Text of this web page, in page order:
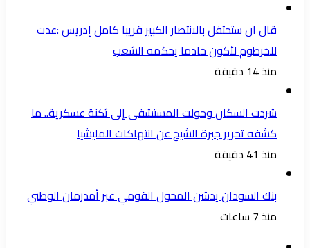
قال ان ستحتفل بالانتصار الكبير قريبا كامل إدريس :عدت
للخرطوم لأكون خادما يحكمه الشعب
منذ 14 دقيقة
شردت السكان وحولت المستشفى إلى ثكنة عسكرية.. ما
كشفه تحرير جبرة الشيخ عن انتهاكات المليشيا
منذ 41 دقيقة
بنك السودان يدشن المحول القومي عبر أمدرمان الوطني
منذ 7 ساعات